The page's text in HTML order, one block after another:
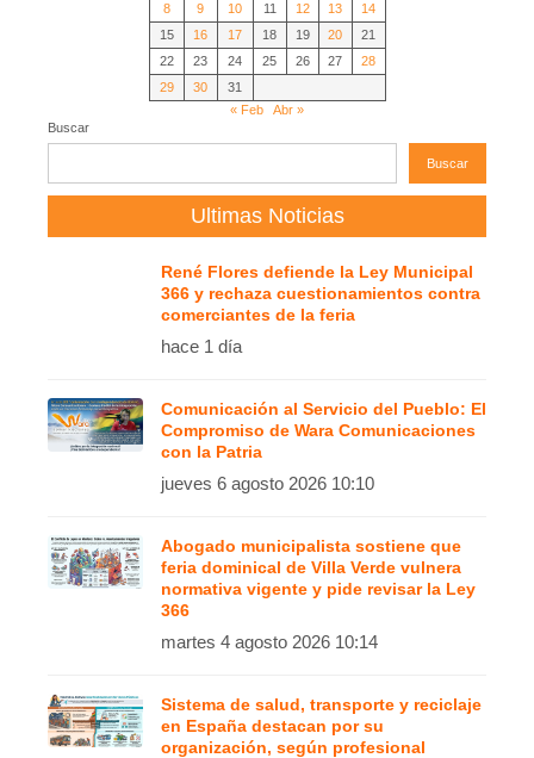
8
9 10 11 12 13
14
15
16 17 18 19 20
21
22
23 24 25 26 27
28
29
30
31
« Feb
Abr »
Buscar
Buscar
Ultimas Noticias
René Flores defiende la Ley Municipal
366 y rechaza cuestionamientos contra
comerciantes de la feria
hace 1 día
Comunicación al Servicio del Pueblo: El
Compromiso de Wara Comunicaciones
con la Patria
jueves 6 agosto 2026 10:10
Abogado municipalista sostiene que
feria dominical de Villa Verde vulnera
normativa vigente y pide revisar la Ley
366
martes 4 agosto 2026 10:14
Sistema de salud, transporte y reciclaje
en España destacan por su
organización, según profesional